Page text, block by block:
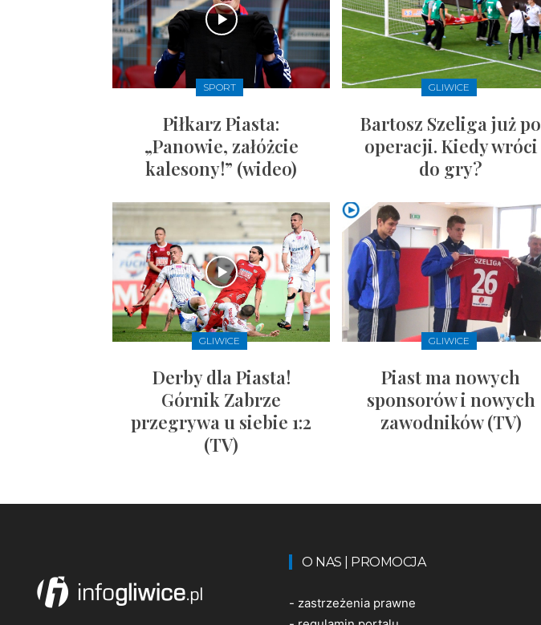
SPORT
Piłkarz Piasta:
„Panowie, załóżcie
kalesony!” (wideo)
GLIWICE
Bartosz Szeliga już po
operacji. Kiedy wróci
do gry?
GLIWICE
Derby dla Piasta!
Górnik Zabrze
przegrywa u siebie 1:2
(TV)
GLIWICE
Piast ma nowych
sponsorów i nowych
zawodników (TV)
O NAS | PROMOCJA
- zastrzeżenia prawne